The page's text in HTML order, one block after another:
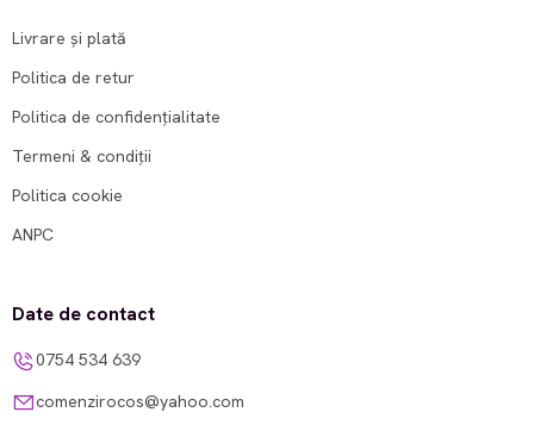
Livrare și plată
Politica de retur
Politica de confidențialitate
Termeni & condiții
Politica cookie
ANPC
Date de contact
0754 534 639
comenzirocos@yahoo.com